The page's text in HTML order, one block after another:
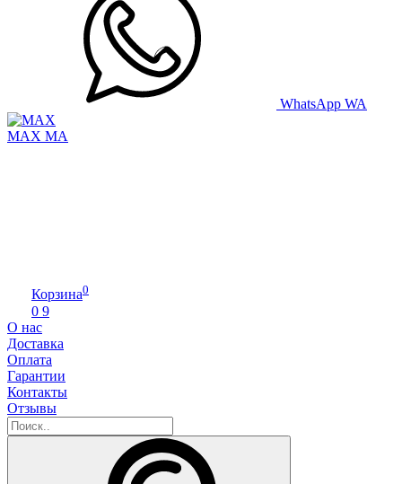
WhatsApp WA
MAX MA
Корзина0
0 9
О нас
Доставка
Оплата
Гарантии
Контакты
Отзывы